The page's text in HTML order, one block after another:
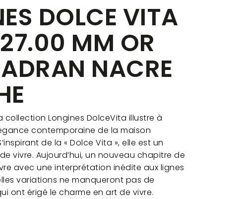
DOLCE VITA
MM OR
NACRE
collection Longines DolceVita illustre à
contemporaine de la maison
de la « Dolce Vita », elle est un
vivre. Aujourd’hui, un nouveau chapitre de
avec une interprétation inédite aux lignes
variations ne manqueront pas de
ont érigé le charme en art de vivre.